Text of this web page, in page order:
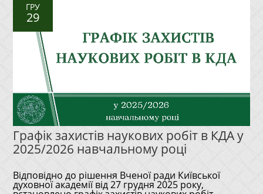
ГРУ
29
Графік захистів наукових робіт в КДА у
2025/2026 навчальному році
Відповідно до рішення Вченої ради Київської
духовної академії від 27 грудня 2025 року,